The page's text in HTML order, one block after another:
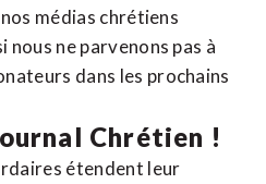
médias chrétiens
ne parvenons pas à
dans les prochains
Chrétien !
étendent leur